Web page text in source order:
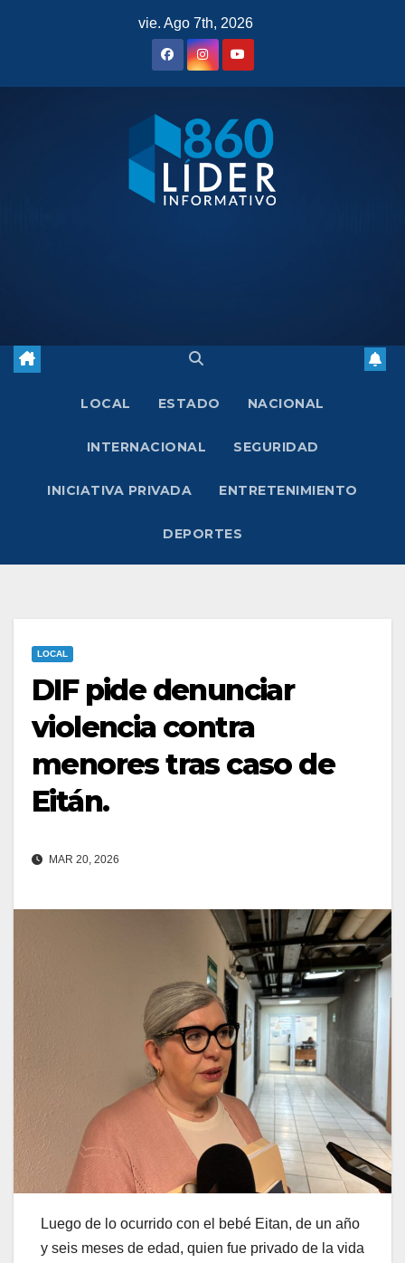
vie. Ago 7th, 2026
LOCAL ESTADO NACIONAL
INTERNACIONAL SEGURIDAD
INICIATIVA PRIVADA ENTRETENIMIENTO
DEPORTES
LOCAL
DIF pide denunciar
violencia contra
menores tras caso de
Eitán.
MAR 20, 2026
Luego de lo ocurrido con el bebé Eitan, de un año
y seis meses de edad, quien fue privado de la vida